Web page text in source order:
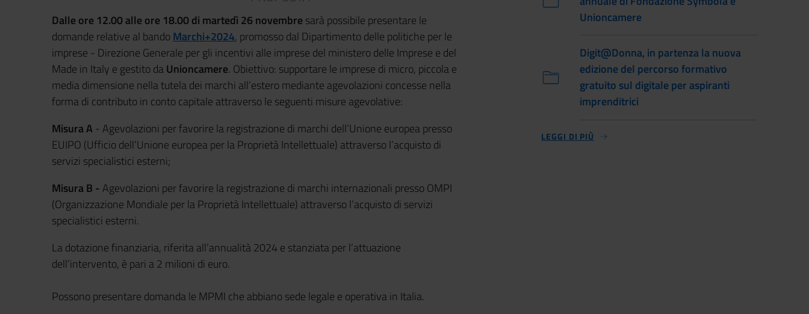
Dalle ore 12.00 alle ore 18.00 di martedì 26 novembresarà possibile presentare le
domande relative al bandoMarchi+2024, promosso dal Dipartimento delle politiche per le
imprese - Direzione Generale per gli incentivi alle imprese del ministero delle Imprese e del
Made in Italy e gestito daUnioncamere. Obiettivo: supportare le imprese di micro, piccola e
media dimensione nella tutela dei marchi all’estero mediante agevolazioni concesse nella
forma di contributo in conto capitale attraverso le seguenti misure agevolative:
Misura A - Agevolazioni per favorire la registrazione di marchi dell’Unione europea presso
EUIPO (Ufficio dell’Unione europea per la Proprietà Intellettuale) attraverso l’acquisto di
servizi specialistici esterni;
Misura B - Agevolazioni per favorire la registrazione di marchi internazionali presso OMPI
(Organizzazione Mondiale per la Proprietà Intellettuale) attraverso l’acquisto di servizi
specialistici esterni.
La dotazione finanziaria, riferita all’annualità 2024 e stanziata per l’attuazione
dell’intervento, è pari a 2 milioni di euro.
Possono presentare domanda le MPMI che abbiano sede legale e operativa in Italia.
Unioncamere
Digit@Donna, in partenza la nuova
edizione del percorso formativo
gratuito sul digitale per aspiranti
imprenditrici
LEGGI DI PIÙ